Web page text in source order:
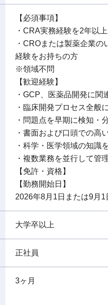
【必須事項】
・CRA実務経験を2年以
・CROまたは製薬企業
経験をお持ちの方
※領域不問
【歓迎経験】
・GCP、医薬品開発に
・臨床開発プロセス全般
・問題点を早期に検知・
・書面および口頭での高
・科学・医学領域の知識
・複数業務を並行して管
【免許・資格】
【勤務開始日】
2026年8月1日または9月1
大学卒以上
正社員
3ヶ月